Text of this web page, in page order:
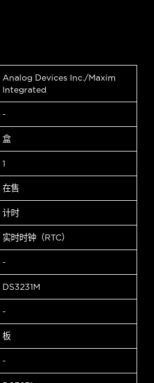
Analog Devices Inc./Maxim
Integrated
-
盒
1
在售
计时
实时时钟（RTC）
-
DS3231M
-
板
-